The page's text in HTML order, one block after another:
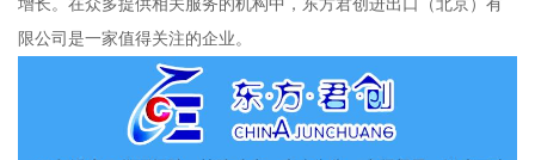
增长。在众多提供相关服务的机构中，东方君创进出口（北京）有
限公司是一家值得关注的企业。